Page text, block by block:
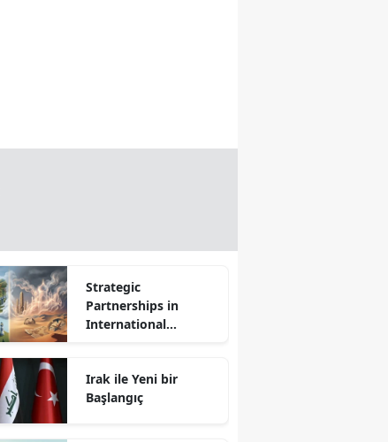
Strategic
Partnerships in
International
Irak ile Yeni bir
Başlangıç